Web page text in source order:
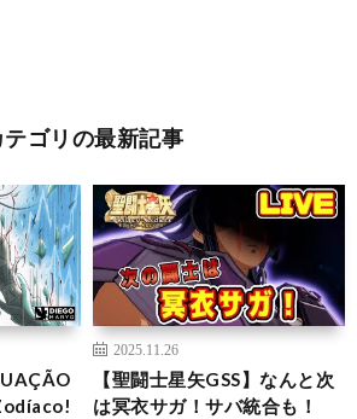
テゴリの最新記事
2025.11.26
【聖闘士星矢GSS】なんと次
は冥衣サガ！サバ統合も！